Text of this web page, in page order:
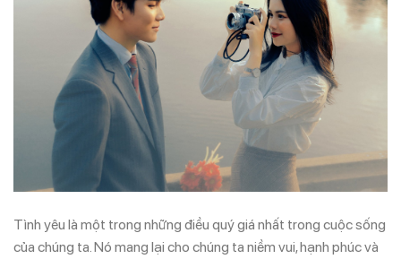
Tình yêu là một trong những điều quý giá nhất trong cuộc sống
của chúng ta. Nó mang lại cho chúng ta niềm vui, hạnh phúc và